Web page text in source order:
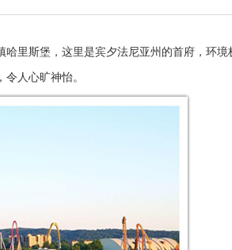
里斯堡，这里是宾夕法尼亚州的首府，环境
人心旷神怡。